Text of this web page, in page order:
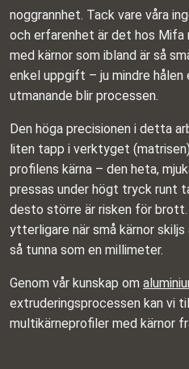
noggrannhet. Tack vare våra
och erfarenhet är det hos
med kärnor som ibland är så
enkel uppgift – ju mindre hålen
utmanande blir processen.
Den höga precisionen i detta
liten tapp i verktyget
profilens kärna – den heta,
pressas under högt tryck runt
desto större är risken för
ytterligare när små kärnor
så tunna som en millimeter.
Genom vår kunskap om
extruderingsprocessen kan vi
multikärneprofiler med kärnor